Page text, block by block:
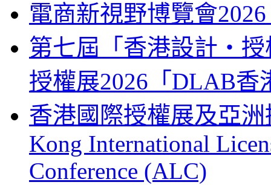
電商新視野博覽會
第七屆「香港設計‧授
授權展2026「DLAB香
香港國際授權展及亞
Kong International
Conference (ALC)